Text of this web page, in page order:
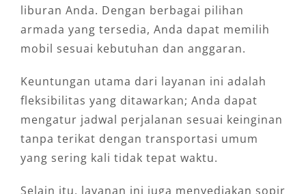
liburan Anda. Dengan berbagai pilihan
armada yang tersedia, Anda dapat memilih
mobil sesuai kebutuhan dan anggaran.
Keuntungan utama dari layanan ini adalah
fleksibilitas yang ditawarkan; Anda dapat
mengatur jadwal perjalanan sesuai keinginan
tanpa terikat dengan transportasi umum
yang sering kali tidak tepat waktu.
Selain itu, layanan ini juga menyediakan sopir